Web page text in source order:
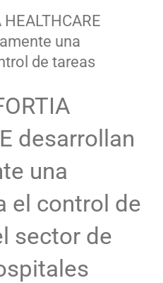
una
de tareas
desarrollan
una
el control de
sector de